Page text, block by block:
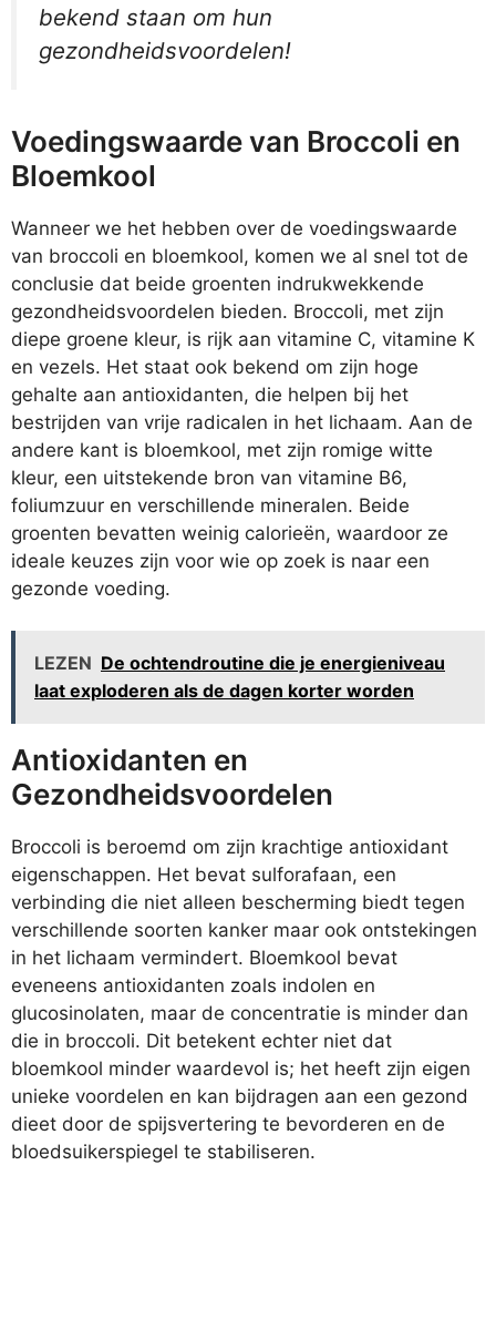
bekend staan om hun
gezondheidsvoordelen!
Voedingswaarde van Broccoli en
Bloemkool
Wanneer we het hebben over de voedingswaarde
van broccoli en bloemkool, komen we al snel tot de
conclusie dat beide groenten indrukwekkende
gezondheidsvoordelen bieden. Broccoli, met zijn
diepe groene kleur, is rijk aan vitamine C, vitamine K
en vezels. Het staat ook bekend om zijn hoge
gehalte aan antioxidanten, die helpen bij het
bestrijden van vrije radicalen in het lichaam. Aan de
andere kant is bloemkool, met zijn romige witte
kleur, een uitstekende bron van vitamine B6,
foliumzuur en verschillende mineralen. Beide
groenten bevatten weinig calorieën, waardoor ze
ideale keuzes zijn voor wie op zoek is naar een
gezonde voeding.
LEZEN De ochtendroutine die je energieniveau
laat exploderen als de dagen korter worden
Antioxidanten en
Gezondheidsvoordelen
Broccoli is beroemd om zijn krachtige antioxidant
eigenschappen. Het bevat sulforafaan, een
verbinding die niet alleen bescherming biedt tegen
verschillende soorten kanker maar ook ontstekingen
in het lichaam vermindert. Bloemkool bevat
eveneens antioxidanten zoals indolen en
glucosinolaten, maar de concentratie is minder dan
die in broccoli. Dit betekent echter niet dat
bloemkool minder waardevol is; het heeft zijn eigen
unieke voordelen en kan bijdragen aan een gezond
dieet door de spijsvertering te bevorderen en de
bloedsuikerspiegel te stabiliseren.